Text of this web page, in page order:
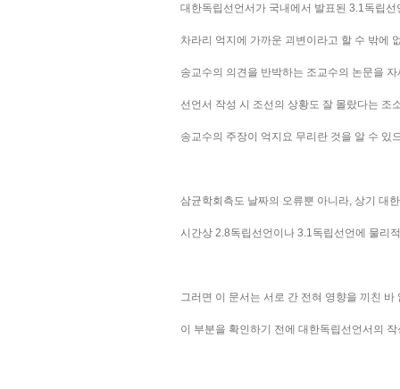
대한독립선언서가 국내에서 발표된 3.1독립
차라리 억지에 가까운 괴변이라고 할 수 밖에
송교수의 의견을 반박하는 조교수의 논문을
선언서 작성 시 조선의 상황도 잘 몰랐다는 조
송교수의 주장이 억지요 무리란 것을 알 수 있
삼균학회측도 날짜의 오류뿐 아니라, 상기 대
시간상 2.8독립선언이나 3.1독립선언에 물리
그러면 이 문서는 서로 간 전혀 영향을 끼친 바
이 부분을 확인하기 전에 대한독립선언서의